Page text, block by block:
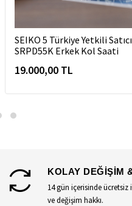
SEIKO 5 Türkiye Yetkili
SRPD55K Erkek Kol Saati
19.000,00 TL
KOLAY DEĞİŞİM
14 gün içerisinde ücretsiz
ve değişim hakkı.